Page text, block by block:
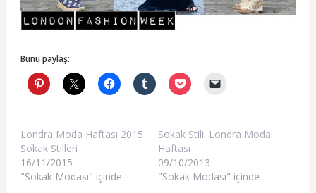
Bunu paylaş:
Londra Moda Haftası 2015
Sokak Stilleri
16/11/2015
"Sokak Modası" içinde
Sokak Stili: Londra Moda
Haftası
09/10/2013
"Sokak Modası" içinde